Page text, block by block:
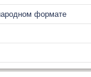
формате